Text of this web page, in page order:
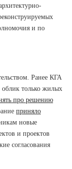
и по
Ранее КГА
облик только жилых
про решению
приняло
новые
и проектов
согласования